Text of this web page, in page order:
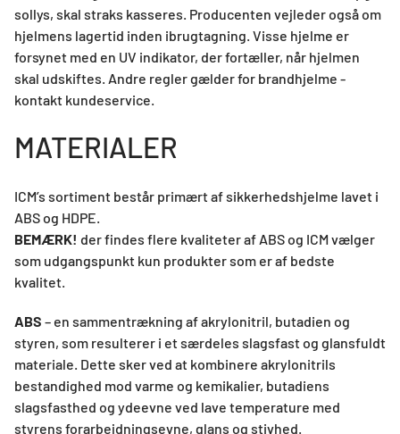
sollys, skal straks kasseres. Producenten vejleder også om
hjelmens lagertid inden ibrugtagning. Visse hjelme er
forsynet med en UV indikator, der fortæller, når hjelmen
skal udskiftes. Andre regler gælder for brandhjelme -
kontakt kundeservice.​
MATERIALER
ICM’s sortiment består primært af sikkerhedshjelme lavet i
ABS og HDPE.
BEMÆRK! der findes flere kvaliteter af ABS og ICM vælger
som udgangspunkt kun produkter som er af bedste
kvalitet.
ABS – en sammentrækning af akrylonitril, butadien og
styren, som resulterer i et særdeles slagsfast og glansfuldt
materiale. Dette sker ved at kombinere akrylonitrils
bestandighed mod varme og kemikalier, butadiens
slagsfasthed og ydeevne ved lave temperature med
styrens forarbejdningsevne, glans og stivhed.